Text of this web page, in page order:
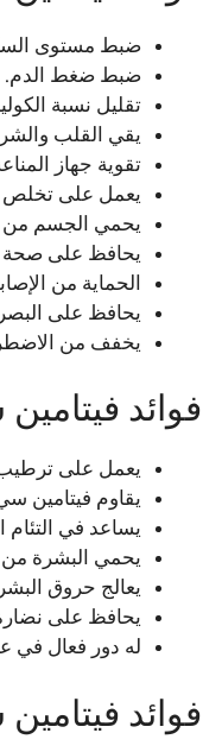
ضبط مستوى
ضبط ضغط الدم.
تقليل نسبة
يقي القلب
تقوية جهاز
يعمل على
يحمي الجسم من
يحافظ على صحة
الحماية من
يحافظ على
يخفف من
فوائد
يعمل على
يقاوم فيتامين
يساعد في التئام
يحمي البشرة
يعالج حروق
يحافظ على
له دور فعال في
فوائد